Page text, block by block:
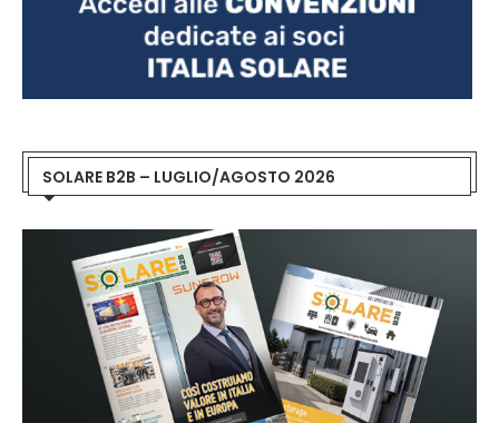
SOLARE B2B – LUGLIO/AGOSTO 2026